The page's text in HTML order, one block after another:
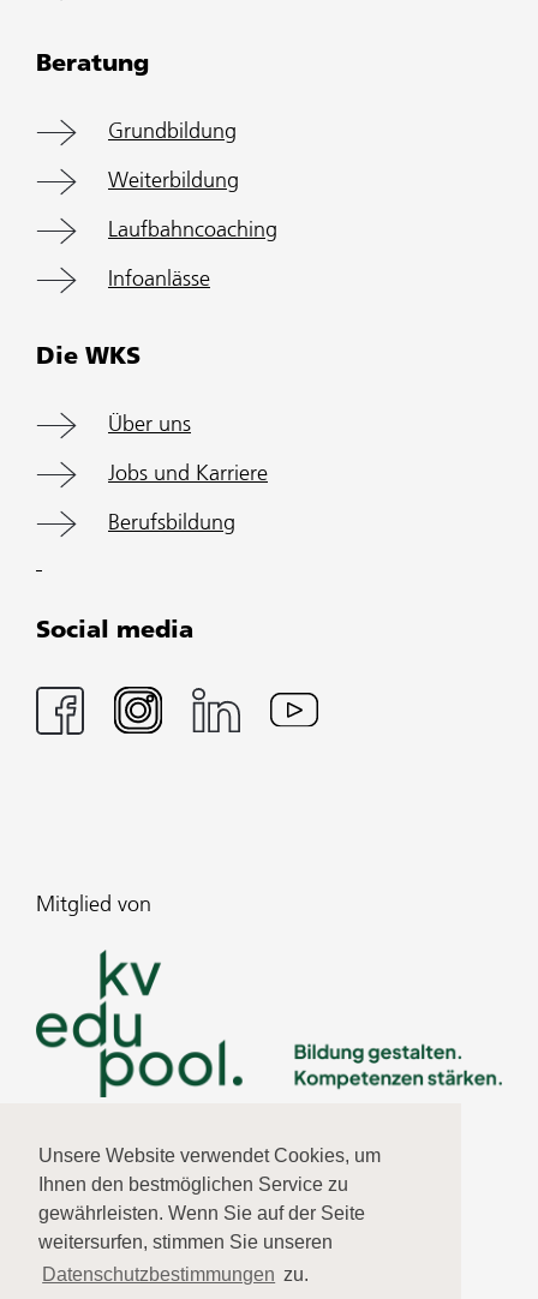
Unsere Website verwendet Cookies, um
Ihnen den bestmöglichen Service zu
gewährleisten. Wenn Sie auf der Seite
weitersurfen, stimmen Sie unseren
Datenschutzbestimmungen zu.
Beratung
Grundbildung
Weiterbildung
Laufbahncoaching
Infoanlässe
Die WKS
Über uns
Jobs und Karriere
Berufsbildung
Social media
Mitglied von